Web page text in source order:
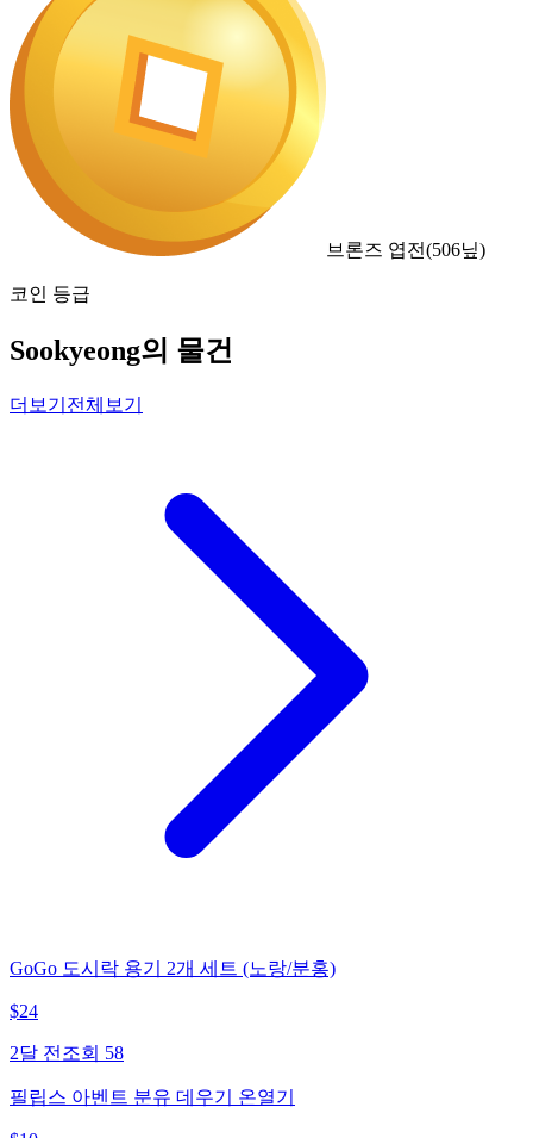
브론즈 엽전(506닢)
코인 등급
Sookyeong의 물건
더보기 전체보기
GoGo 도시락 용기 2개 세트 (노랑/분홍)
$24
2달 전 조회 58
필립스 아벤트 분유 데우기 온열기